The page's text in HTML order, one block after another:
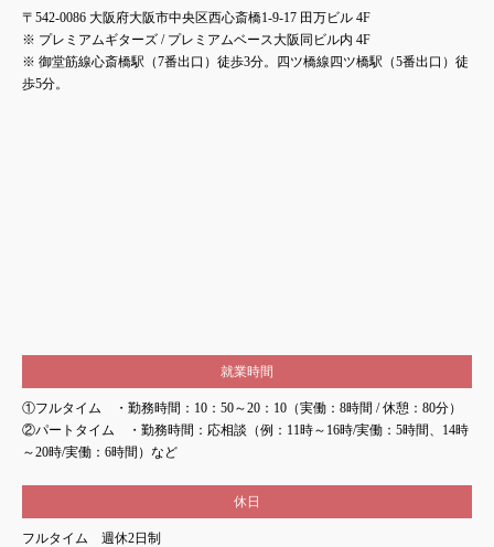
〒542-0086 大阪府大阪市中央区西心斎橋1-9-17 田万ビル 4F
※ プレミアムギターズ / プレミアムベース大阪同ビル内 4F
※ 御堂筋線心斎橋駅（7番出口）徒歩3分。四ツ橋線四ツ橋駅（5番出口）徒
歩5分。
就業時間
①フルタイム ・勤務時間：10：50～20：10（実働：8時間 / 休憩：80分）
②パートタイム ・勤務時間：応相談（例：11時～16時/実働：5時間、14時
～20時/実働：6時間）など
休日
フルタイム 週休2日制